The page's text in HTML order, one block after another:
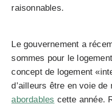
raisonnables.
Le gouvernement a
sommes pour le
concept de logement
d’ailleurs être en voie de
abordables cette année.